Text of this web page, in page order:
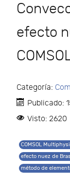
efecto
Categoría:
Publicado:
Visto: 2620
COMSOL
efecto nuez de
método de